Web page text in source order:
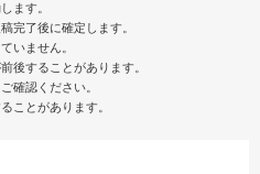
ます。
完了後に確定します。
いません。
後することがあります。
確認ください。
ことがあります。